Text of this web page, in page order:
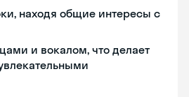
находя общие интересы с
и вокалом, что делает